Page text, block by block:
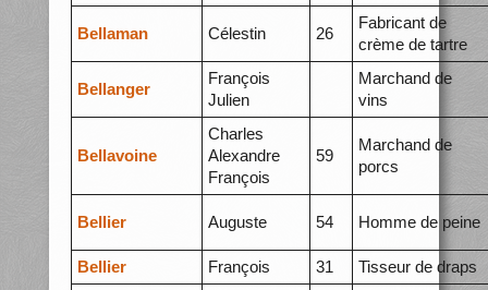
Bellaman Célestin 26
Fabricant de
crème de tartre
Bellanger
François
Julien
Marchand de
vins
Bellavoine
Charles
Alexandre
François
59
Marchand de
porcs
Bellier Auguste 54 Homme de peine
Bellier François 31 Tisseur de draps